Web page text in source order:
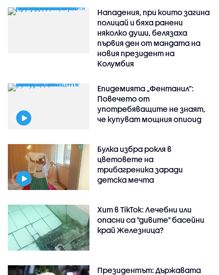
Нападения, при които загина
полицай и бяха ранени
няколко души, белязаха
първия ден от мандата на
новия президент на
Колумбия
Епидемията „Фентанил”:
Повечето от
употребяващите не знаят,
че купуват мощния опиоид
Булка избра рокля в
цветовете на
трибагреника заради
детска мечта
Хит в TikTok: Лечебни или
опасни са "дивите" басейни
край Железница?
Президентът: Държавата